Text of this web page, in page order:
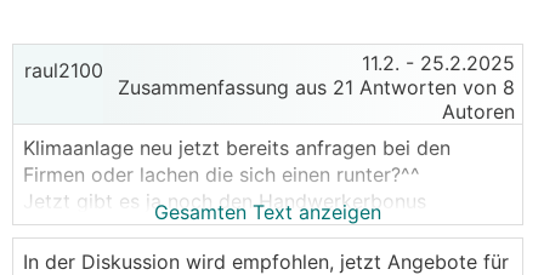
raul2100 11.2. - 25.2.2025
Zusammenfassung aus 21 Antworten von 8
Autoren
Klimaanlage neu jetzt bereits anfragen bei den
Firmen oder lachen die sich einen runter?^^
Jetzt gibt es ja noch den Handwerkerbonus
Gesamten Text anzeigen
In der Diskussion wird empfohlen, jetzt Angebote für